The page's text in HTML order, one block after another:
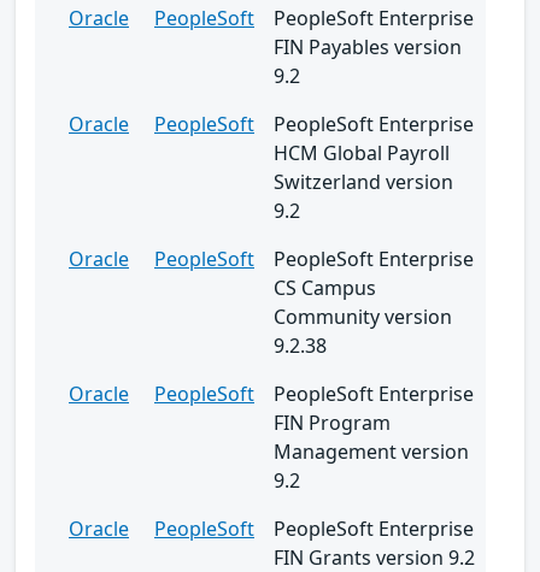
Oracle
PeopleSoft
PeopleSoft Enterprise
FIN Payables version
9.2
Oracle
PeopleSoft
PeopleSoft Enterprise
HCM Global Payroll
Switzerland version
9.2
Oracle
PeopleSoft
PeopleSoft Enterprise
CS Campus
Community version
9.2.38
Oracle
PeopleSoft
PeopleSoft Enterprise
FIN Program
Management version
9.2
Oracle
PeopleSoft
PeopleSoft Enterprise
FIN Grants version 9.2